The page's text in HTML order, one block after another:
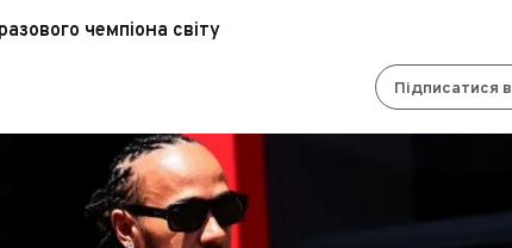
чемпіона світу
Підписатися в